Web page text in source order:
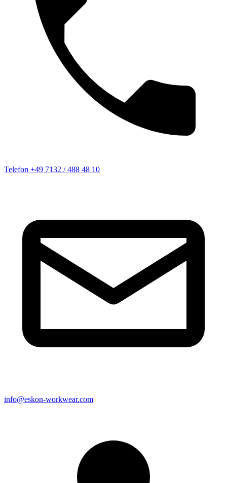
Telefon +49 7132 / 488 48 10
info@eskon-workwear.com